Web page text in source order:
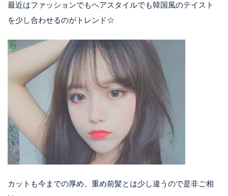
最近はファッションでもヘアスタイルでも韓国風のテイスト
を少し合わせるのがトレンド☆
カットも今までの厚め、重め前髪とは少し違うので是非ご相